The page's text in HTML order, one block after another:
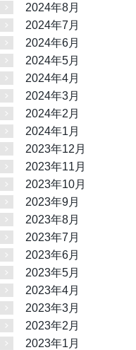
2024年8月
2024年7月
2024年6月
2024年5月
2024年4月
2024年3月
2024年2月
2024年1月
2023年12月
2023年11月
2023年10月
2023年9月
2023年8月
2023年7月
2023年6月
2023年5月
2023年4月
2023年3月
2023年2月
2023年1月